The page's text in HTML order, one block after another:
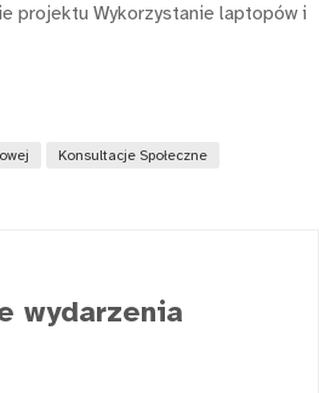
projektu Wykorzystanie laptopów i
Konsultacje Społeczne
wydarzenia